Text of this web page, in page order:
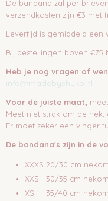
De bandana zal per
verzendkosten zijn €3 met
Levertijd is gemiddeld een
Bij bestellingen boven €75
Heb je nog vragen of
info@madebyshuko.nl
Voor de juiste maat,
Meet niet strak om de
Er moet zeker een vinger
De bandana's zijn in de
XXXS 20/30 cm
XXS 30/35 cm
XS 35/40 cm